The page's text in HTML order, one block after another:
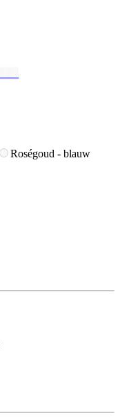
Roségoud - blauw